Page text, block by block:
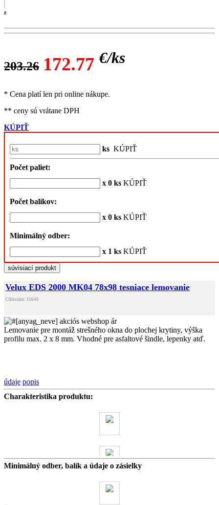
0
203.26 172.77 €/ks
* Cena platí len pri online nákupe.
** ceny sú vrátane DPH
KÚPIŤ
ks KÚPIŤ
Počet paliet:
x 0 ks KÚPIŤ
Počet balíkov:
x 0 ks KÚPIŤ
Minimálný odber:
x 1 ks KÚPIŤ
súvisiací produkt
Velux EDS 2000 MK04 78x98 tesniace lemovanie
Cikkszám: 15649
Lemovanie pre montáž strešného okna do plochej krytiny, výška
profilu max. 2 x 8 mm. Vhodné pre asfaltové šindle, lepenky atď.
údaje popis
Charakteristika produktu:
Minimálný odber, balík a údaje o zásielky